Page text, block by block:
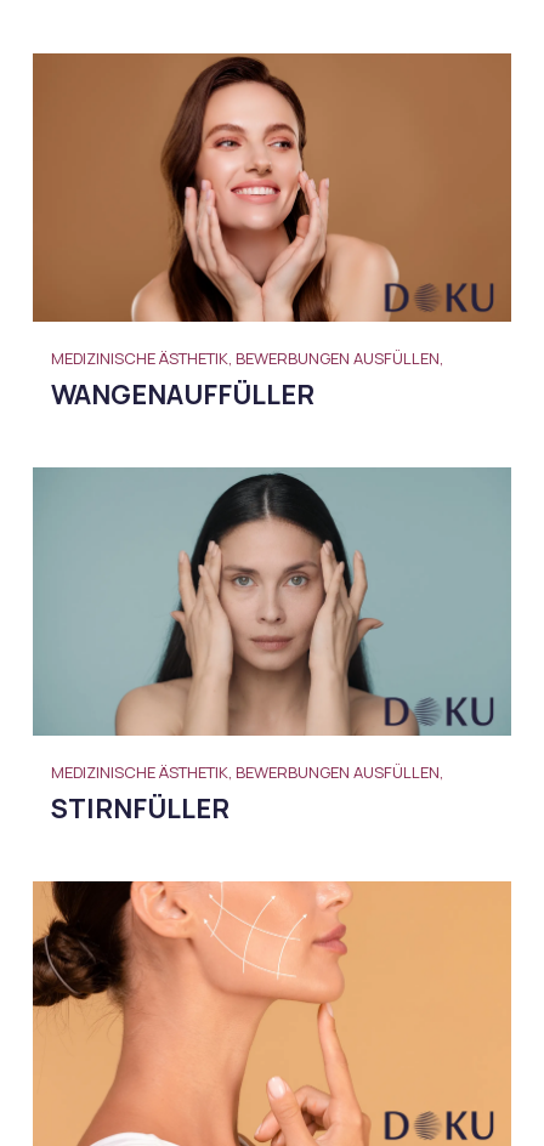
MEDIZINISCHE ÄSTHETIK, BEWERBUNGEN AUSFÜLLEN,
WANGENAUFFÜLLER
MEDIZINISCHE ÄSTHETIK, BEWERBUNGEN AUSFÜLLEN,
STIRNFÜLLER